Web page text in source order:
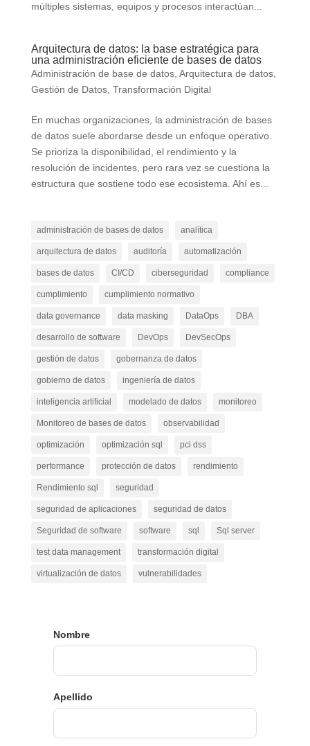
múltiples sistemas, equipos y procesos interactúan...
Arquitectura de datos: la base estratégica para
una administración eficiente de bases de datos
Administración de base de datos, Arquitectura de datos,
Gestión de Datos, Transformación Digital
En muchas organizaciones, la administración de bases
de datos suele abordarse desde un enfoque operativo.
Se prioriza la disponibilidad, el rendimiento y la
resolución de incidentes, pero rara vez se cuestiona la
estructura que sostiene todo ese ecosistema. Ahí es...
administración de bases de datos analítica
arquitectura de datos auditoría automatización
bases de datos CI/CD ciberseguridad compliance
cumplimiento cumplimiento normativo
data governance data masking DataOps DBA
desarrollo de software DevOps DevSecOps
gestión de datos gobernanza de datos
gobierno de datos ingeniería de datos
inteligencia artificial modelado de datos monitoreo
Monitoreo de bases de datos observabilidad
optimización optimización sql pci dss
performance protección de datos rendimiento
Rendimiento sql seguridad
seguridad de aplicaciones seguridad de datos
Seguridad de software software sql Sql server
test data management transformación digital
virtualización de datos vulnerabilidades